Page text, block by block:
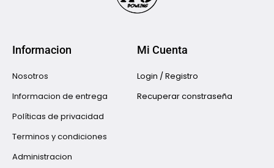
Informacion
Nosotros
Informacion de entrega
Políticas de privacidad
Terminos y condiciones
Administracion
Mi Cuenta
Login / Registro
Recuperar constraseña